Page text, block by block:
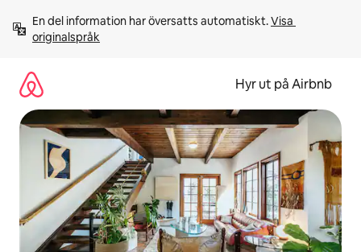
innehåll
En del information har översatts automatiskt. Visa
originalspråk
Hyr ut på Airbnb